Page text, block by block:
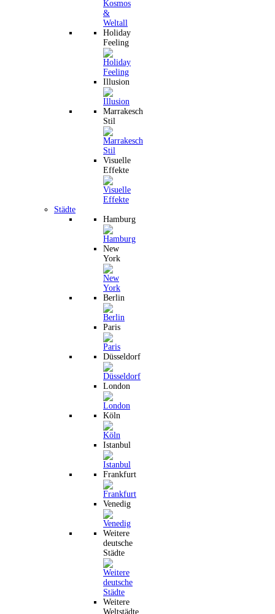
Holiday
Feeling
Illusion
Marrakesch
Stil
Visuelle
Effekte
Städte
Hamburg
New
York
Berlin
Paris
Düsseldorf
London
Köln
Istanbul
Frankfurt
Venedig
Weitere
deutsche
Städte
Weitere
Weltstädte